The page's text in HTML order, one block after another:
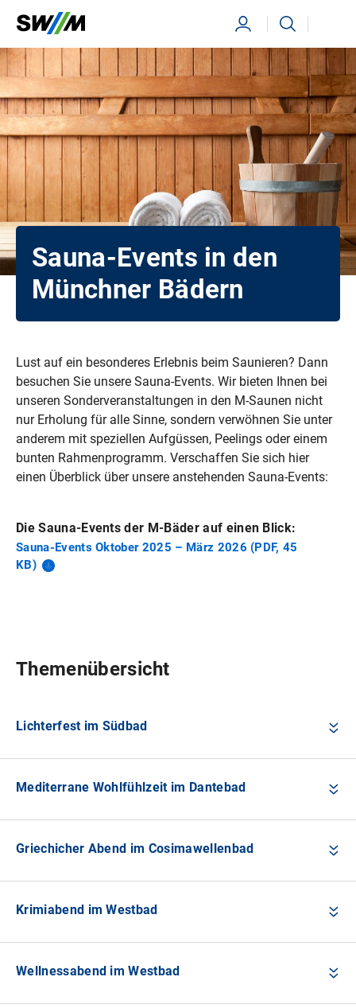
Ihr Suchbegriff Suchen
Sauna‑Events in den
Münchner Bädern
Lust auf ein besonderes Erlebnis beim Saunieren? Dann
besuchen Sie unsere Sauna‑Events. Wir bieten Ihnen bei
unseren Sonderveranstaltungen in den M‑Saunen nicht
nur Erholung für alle Sinne, sondern verwöhnen Sie unter
anderem mit speziellen Aufgüssen, Peelings oder einem
bunten Rahmenprogramm. Verschaffen Sie sich hier
einen Überblick über unsere anstehenden Sauna‑Events:
Die Sauna‑Events der M‑Bäder auf einen Blick:
Sauna‑Events Oktober 2025 – März 2026 (PDF, 45
KB)
Themenübersicht
Lichterfest im Südbad
Mediterrane Wohlfühlzeit im Dantebad
Griechicher Abend im Cosimawellenbad
Krimiabend im Westbad
Wellnessabend im Westbad